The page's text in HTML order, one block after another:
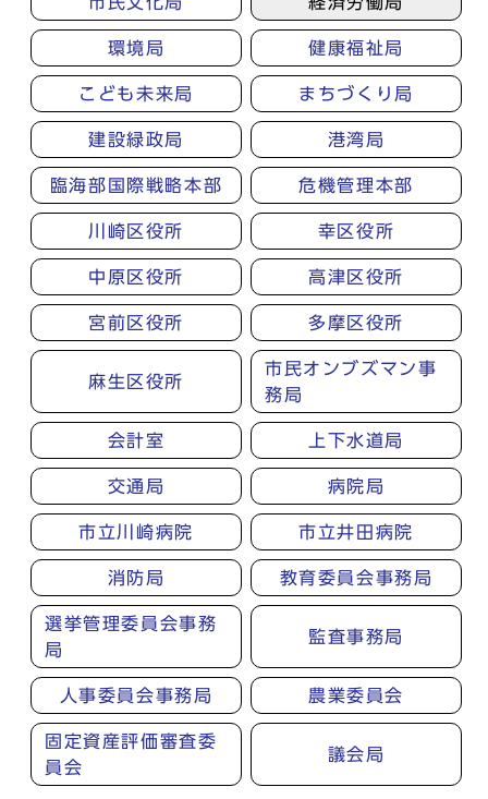
環境局 健康福祉局
こども未来局 まちづくり局
建設緑政局 港湾局
臨海部国際戦略本部 危機管理本部
川崎区役所 幸区役所
中原区役所 高津区役所
宮前区役所 多摩区役所
麻生区役所
市民オンブズマン事
務局
会計室 上下水道局
交通局 病院局
市立川崎病院 市立井田病院
消防局 教育委員会事務局
選挙管理委員会事務
局
監査事務局
人事委員会事務局 農業委員会
固定資産評価審査委
員会
議会局